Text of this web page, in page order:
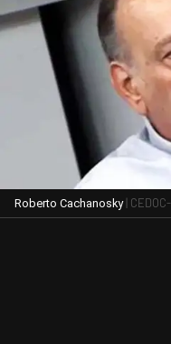
Roberto Cachanosky|